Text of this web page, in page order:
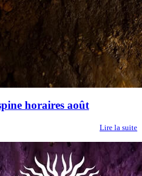
horaires août
Lire la suite